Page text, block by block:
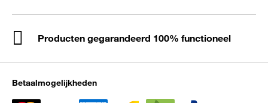
Producten gegarandeerd 100% functioneel
Betaalmogelijkheden